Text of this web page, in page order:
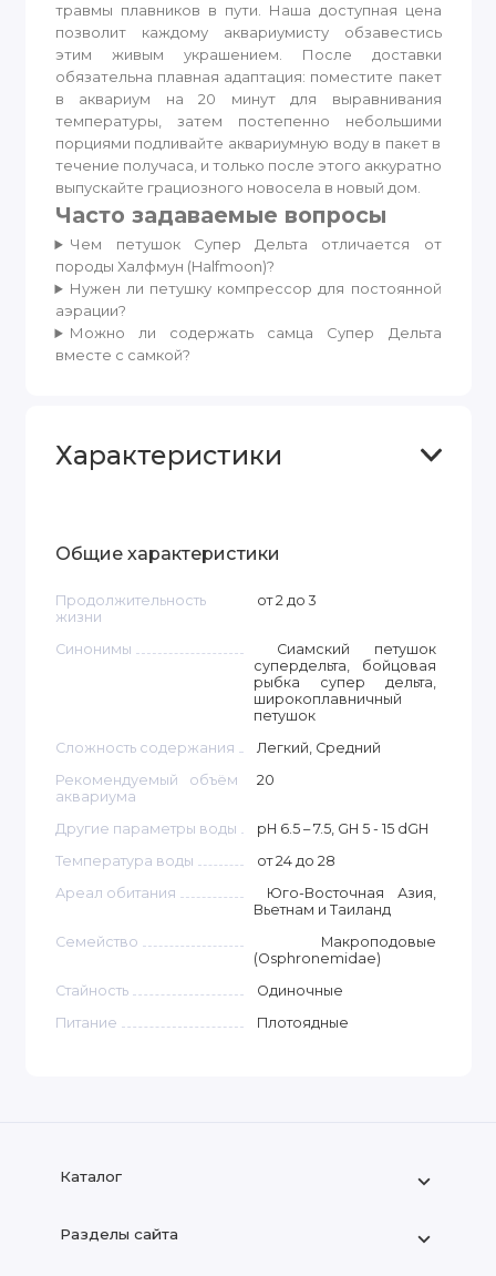
травмы плавников в пути. Наша доступная цена
позволит каждому аквариумисту обзавестись
этим живым украшением. После доставки
обязательна плавная адаптация: поместите пакет
в аквариум на 20 минут для выравнивания
температуры, затем постепенно небольшими
порциями подливайте аквариумную воду в пакет в
течение получаса, и только после этого аккуратно
выпускайте грациозного новосела в новый дом.
Часто задаваемые вопросы
Чем петушок Супер Дельта отличается от
породы Халфмун (Halfmoon)?
Нужен ли петушку компрессор для постоянной
аэрации?
Можно ли содержать самца Супер Дельта
вместе с самкой?
Характеристики
Общие характеристики
Продолжительность
жизни
от 2 до 3
Синонимы
Сиамский петушок
супердельта, бойцовая
рыбка супер дельта,
широкоплавничный
петушок
Сложность содержания
Легкий, Средний
Рекомендуемый объём
аквариума
20
Другие параметры воды
pH 6.5 – 7.5, GH 5 - 15 dGH
Температура воды
от 24 до 28
Ареал обитания
Юго-Восточная Азия,
Вьетнам и Таиланд
Семейство
Макроподовые
(Osphronemidae)
Стайность
Одиночные
Питание
Плотоядные
Каталог
Разделы сайта